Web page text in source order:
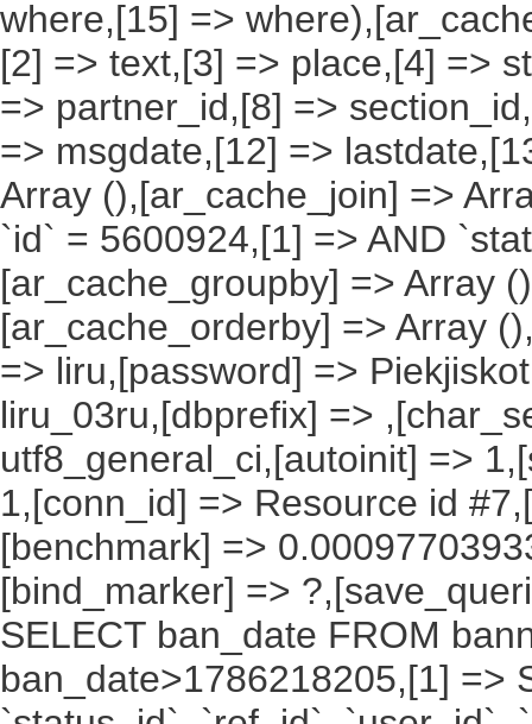
where,[15] =>
[2] => text,[3] => place,[4] =>
=> partner_id,[8] =>
=> msgdate,[12] =>
Array (),[ar_cache_join] =>
`id` = 5600924,[1] => AND
[ar_cache_groupby] => Array
[ar_cache_orderby] => Array
=> liru,[password] =>
liru_03ru,[dbprefix] =>
utf8_general_ci,[autoinit] =>
1,[conn_id] => Resource id
[benchmark] =>
[bind_marker] =>
SELECT ban_date FROM
ban_date>1786218205,[1] =>